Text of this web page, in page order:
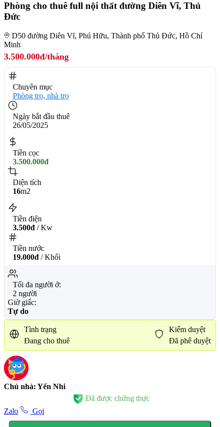
Phòng cho thuê full nội thất đường Diên Vĩ, Thủ
Đức
D50 đường Diên Vĩ, Phú Hữu, Thành phố Thủ Đức, Hồ Chí
Minh
3.500.000đ/tháng
Chuyên mục
Phòng trọ, nhà trọ
Ngày bắt đầu thuê
26/05/2025
Tiền cọc
3.500.000đ
Diện tích
16m2
Tiền điện
3.500đ / Kw
Tiền nước
19.000đ / Khối
Tối đa người ở:
2 người
Giờ giấc:
Tự do
Tình trạng
Đang cho thuê
Kiểm duyệt
Đã phê duyệt
Chủ nhà: Yến Nhi
Đã được chứng thực
Zalo
Gọi